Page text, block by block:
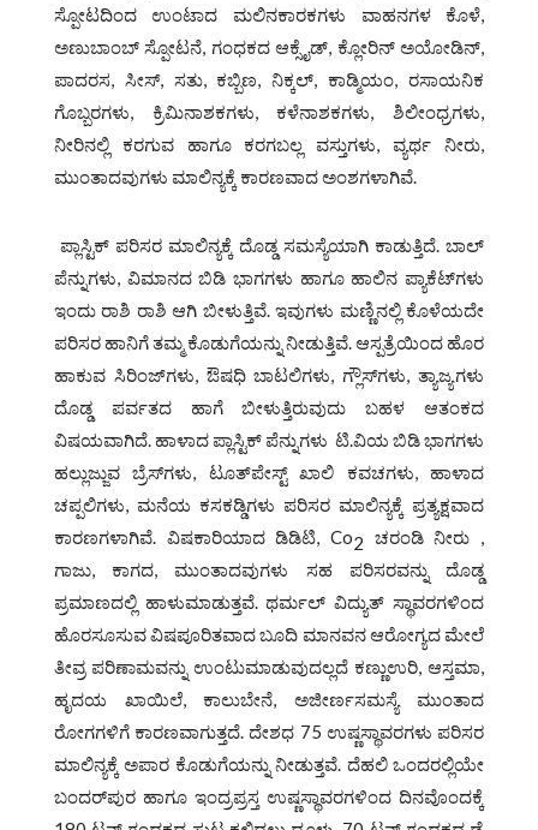
ಸ್ಪೋಟದಿಂದ ಉಂಟಾದ ಮಲಿನಕಾರಕಗಳು ವಾಹನಗಳ ಕೊಳೆ,
ಅಣುಬಾಂಬ್ ಸ್ಪೋಟನೆ, ಗಂಧಕದ ಆಕ್ಸೈಡ್, ಕ್ಲೋರಿನ್ ಅಯೋಡಿನ್,
ಪಾದರಸ, ಸೀಸ್, ಸತು, ಕಬ್ಬಿಣ, ನಿಕ್ಕಲ್, ಕಾಡ್ಮಿಯಂ, ರಸಾಯನಿಕ
ಗೊಬ್ಬರಗಳು, ಕ್ರಿಮಿನಾಶಕಗಳು, ಕಳೆನಾಶಕಗಳು, ಶಿಲೀಂಧ್ರಗಳು,
ನೀರಿನಲ್ಲಿ ಕರಗುವ ಹಾಗೂ ಕರಗಬಲ್ಲ ವಸ್ತುಗಳು, ವ್ಯರ್ಥ ನೀರು,
ಮುಂತಾದವುಗಳು ಮಾಲಿನ್ಯಕ್ಕೆ ಕಾರಣವಾದ ಅಂಶಗಳಾಗಿವೆ.
ಪ್ಲಾಸ್ಟಿಕ್ ಪರಿಸರ ಮಾಲಿನ್ಯಕ್ಕೆ ದೊಡ್ಡ ಸಮಸ್ಯೆಯಾಗಿ ಕಾಡುತ್ತಿದೆ. ಬಾಲ್‌
ಪೆನ್ನುಗಳು, ವಿಮಾನದ ಬಿಡಿ ಭಾಗಗಳು ಹಾಗೂ ಹಾಲಿನ ಪ್ಯಾಕೆಟ್‌ಗಳು
ಇಂದು ರಾಶಿ ರಾಶಿ ಆಗಿ ಬೀಳುತ್ತಿವೆ. ಇವುಗಳು ಮಣ್ಣಿನಲ್ಲಿ ಕೊಳೆಯದೇ
ಪರಿಸರ ಹಾನಿಗೆ ತಮ್ಮ ಕೊಡುಗೆಯನ್ನು ನೀಡುತ್ತಿವೆ. ಆಸ್ಪತ್ರೆಯಿಂದ ಹೊರ
ಹಾಕುವ ಸಿರಿಂಜ್‌ಗಳು, ಔಷಧಿ ಬಾಟಲಿಗಳು, ಗ್ಲೌಸ್‌ಗಳು, ತ್ಯಾಜ್ಯಗಳು
ದೊಡ್ಡ ಪರ್ವತದ ಹಾಗೆ ಬೀಳುತ್ತಿರುವುದು ಬಹಳ ಆತಂಕದ
ವಿಷಯವಾಗಿದೆ. ಹಾಳಾದ ಪ್ಲಾಸ್ಟಿಕ್ ಪೆನ್ನುಗಳು ಟಿ.ವಿಯ ಬಿಡಿ ಭಾಗಗಳು
ಹಲ್ಲುಜ್ಜುವ ಬ್ರೆಸ್‌ಗಳು, ಟೂತ್‌ಪೇಸ್ಟ್‌ ಖಾಲಿ ಕವಚಗಳು, ಹಾಳಾದ
ಚಪ್ಪಲಿಗಳು, ಮನೆಯ ಕಸಕಡ್ಡಿಗಳು ಪರಿಸರ ಮಾಲಿನ್ಯಕ್ಕೆ ಪ್ರತ್ಯಕ್ಷವಾದ
ಕಾರಣಗಳಾಗಿವೆ. ವಿಷಕಾರಿಯಾದ ಡಿಡಿಟಿ, Co2 ಚರಂಡಿ ನೀರು ,
ಗಾಜು, ಕಾಗದ, ಮುಂತಾದವುಗಳು ಸಹ ಪರಿಸರವನ್ನು ದೊಡ್ಡ
ಪ್ರಮಾಣದಲ್ಲಿ ಹಾಳುಮಾಡುತ್ತವೆ. ಥರ್ಮಲ್‌ ವಿದ್ಯುತ್‌ ಸ್ಥಾವರಗಳಿಂದ
ಹೊರಸೂಸುವ ವಿಷಪೂರಿತವಾದ ಬೂದಿ ಮಾನವನ ಆರೋಗ್ಯದ ಮೇಲೆ
ತೀವ್ರ ಪರಿಣಾಮವನ್ನು ಉಂಟುಮಾಡುವುದಲ್ಲದೆ ಕಣ್ಣುಉರಿ, ಆಸ್ತಮಾ,
ಹೃದಯ ಖಾಯಿಲೆ, ಕಾಲುಬೇನೆ, ಅಜೀರ್ಣಸಮಸ್ಯೆ ಮುಂತಾದ
ರೋಗಗಳಿಗೆ ಕಾರಣವಾಗುತ್ತದೆ. ದೇಶಧ 75 ಉಷ್ಣಸ್ಥಾವರಗಳು ಪರಿಸರ
ಮಾಲಿನ್ಯಕ್ಕೆ ಅಪಾರ ಕೊಡುಗೆಯನ್ನು ನೀಡುತ್ತವೆ. ದೆಹಲಿ ಒಂದರಲ್ಲಿಯೇ
ಬಂದರ್‌ಪುರ ಹಾಗೂ ಇಂದ್ರಪ್ರಸ್ತ ಉಷ್ಣಸ್ಥಾವರಗಳಿಂದ ದಿನವೊಂದಕ್ಕೆ